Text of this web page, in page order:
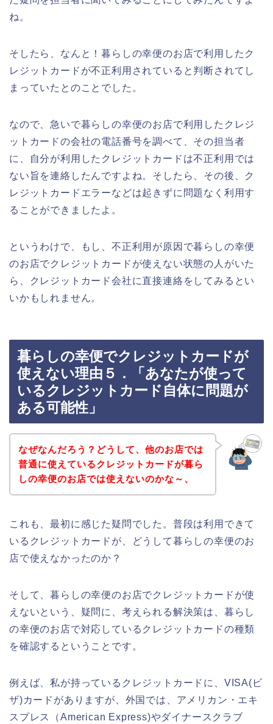
ね。
そしたら、なんと！暮らしの幸便のお店で利用したク
レジットカードが不正利用されていると判断されてし
まっていたとのことでした。
なので、急いで暮らしの幸便のお店で利用したクレジ
ットカードの会社の電話番号を調べて、その担当者
に、自分が利用したクレジットカードは不正利用では
ない旨を連絡したんですよね。そしたら、その後、ク
レジットカードエラーなどは起きずに問題なく利用す
ることができましたよ。
というわけで、もし、不正利用が原因で暮らしの幸便
のお店でクレジットカードが使えない状態の人がいた
ら、クレジットカード会社に直接連絡をしてみるとい
いかもしれません。
暮らしの幸便でクレジットカードが
使えない理由５．「あなたが使って
いるクレジットカード自体に問題が
ある可能性」
なぜなんだろう？どうして、他のお店では
普通に使えているクレジットカードが暮ら
しの幸便のお店では使えないのかな～、
これも、最初に感じた疑問でした。普段は利用できて
いるクレジットカードが、どうして暮らしの幸便のお
店で使えなかったのか？
そして、暮らしの幸便のお店でクレジットカードが使
えないという、疑問に、考えられる解決策は、暮らし
の幸便のお店で対応しているクレジットカードの種類
を確認するということです。
例えば、私が持っているクレジットカードに、VISA(ビ
ザ)カードがありますが、外国では、アメリカン・エキ
スプレス（American Express)やダイナースクラブ